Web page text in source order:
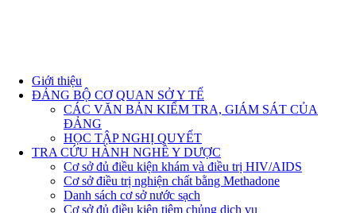
Giới thiệu
ĐẢNG BỘ CƠ QUAN SỞ Y TẾ
CÁC VĂN BẢN KIỂM TRA, GIÁM SÁT CỦA
ĐẢNG
HỌC TẬP NGHỊ QUYẾT
TRA CỨU HÀNH NGHỀ Y DƯỢC
Cơ sở đủ điều kiện khám và điều trị HIV/AIDS
Cơ sở điều trị nghiện chất bằng Methadone
Danh sách cơ sở nước sạch
Cơ sở đủ điều kiện tiêm chủng dịch vụ